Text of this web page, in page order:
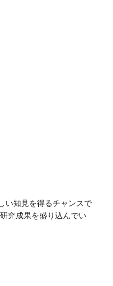
い知見を得るチャンスで
究成果を盛り込んでい